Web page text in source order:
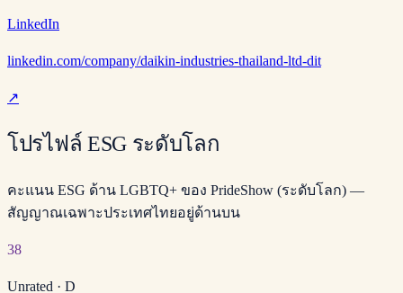
LinkedIn
linkedin.com/company/daikin-industries-thailand-ltd-dit
↗
โปรไฟล์ ESG ระดับโลก
คะแนน ESG ด้าน LGBTQ+ ของ PrideShow (ระดับโลก) —
สัญญาณเฉพาะประเทศไทยอยู่ด้านบน
38
Unrated · D